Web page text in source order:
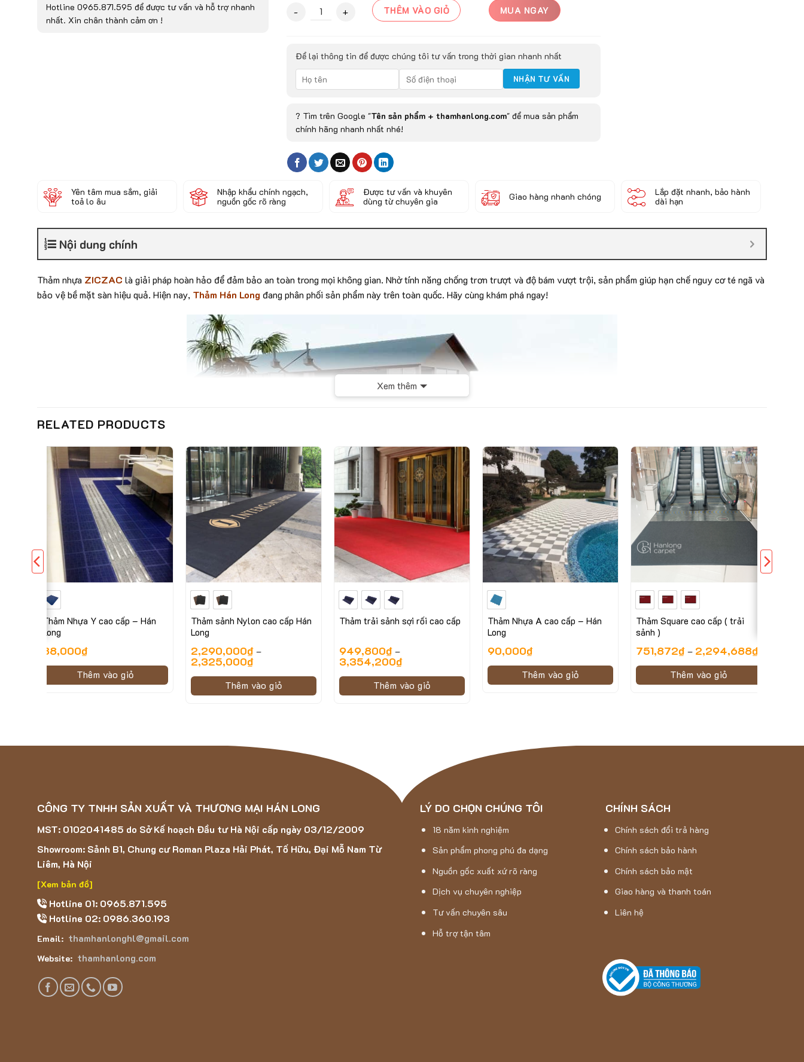
Hotline 0965.871.595 để được tư vấn và hỗ trợ nhanh
nhất. Xin chân thành cảm ơn !
Thảm nhựa Ziczac chống trơn tuyệt đối quantity
THÊM VÀO GIỎ MUA NGAY
Để lại thông tin để được chúng tôi tư vấn trong thời gian nhanh nhất
? Tìm trên Google "Tên sản phẩm + thamhanlong.com" để mua sản phẩm
chính hãng nhanh nhất nhé!
Yên tâm mua sắm, giải
toả lo âu
Nhập khẩu chính ngạch,
nguồn gốc rõ ràng
Được tư vấn và khuyên
dùng từ chuyên gia
Giao hàng nhanh chóng
Lắp đặt nhanh, bảo hành
dài hạn
Nội dung chính
Thảm nhựa ZICZAC là giải pháp hoàn hảo để đảm bảo an toàn trong mọi không gian. Nhờ tính năng chống trơn trượt và độ bám vượt trội, sản phẩm giúp hạn chế nguy cơ té ngã và
bảo vệ bề mặt sàn hiệu quả. Hiện nay, Thảm Hán Long đang phân phối sản phẩm này trên toàn quốc. Hãy cùng khám phá ngay!
Hình ảnh minh họa của mẫu thảm Nhựa ZICZAC
Thông số kỹ thuật của mẫu thảm Nhựa ZICZAC
Độ dày: 5mm ± 5%
Xem thêm
RELATED PRODUCTS
Thảm Nhựa Y cao cấp – Hán
Long
88,000₫
Thêm vào giỏ
Thảm sảnh Nylon cao cấp Hán
Long
2,290,000₫–
2,325,000₫
Thêm vào giỏ
Thảm trải sảnh sợi rối cao cấp
949,800₫–
3,354,200₫
Thêm vào giỏ
Thảm Nhựa A cao cấp – Hán
Long
90,000₫
Thêm vào giỏ
Thảm Square cao cấp ( trải
sảnh )
751,872₫– 2,294,688₫
Thêm vào giỏ
CÔNG TY TNHH SẢN XUẤT VÀ THƯƠNG MẠI HÁN LONG
MST: 0102041485 do Sở Kế hoạch Đầu tư Hà Nội cấp ngày 03/12/2009
Showroom: Sảnh B1, Chung cư Roman Plaza Hải Phát, Tố Hữu, Đại Mỗ Nam Từ
Liêm, Hà Nội
[Xem bản đồ]
Hotline 01: 0965.871.595
Hotline 02: 0986.360.193
Email: thamhanlonghl@gmail.com
Website: thamhanlong.com
LÝ DO CHỌN CHÚNG TÔI
18 năm kinh nghiệm
Sản phẩm phong phú đa dạng
Nguồn gốc xuất xứ rõ ràng
Dịch vụ chuyên nghiệp
Tư vấn chuyên sâu
Hỗ trợ tận tâm
CHÍNH SÁCH
Chính sách đổi trả hàng
Chính sách bảo hành
Chính sách bảo mật
Giao hàng và thanh toán
Liên hệ